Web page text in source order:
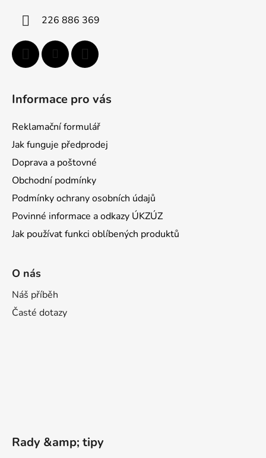
226 886 369
Informace pro vás
Reklamační formulář
Jak funguje předprodej
Doprava a poštovné
Obchodní podmínky
Podmínky ochrany osobních údajů
Povinné informace a odkazy ÚKZÚZ
Jak používat funkci oblíbených produktů
O nás
Náš příběh
Časté dotazy
Rady &amp; tipy